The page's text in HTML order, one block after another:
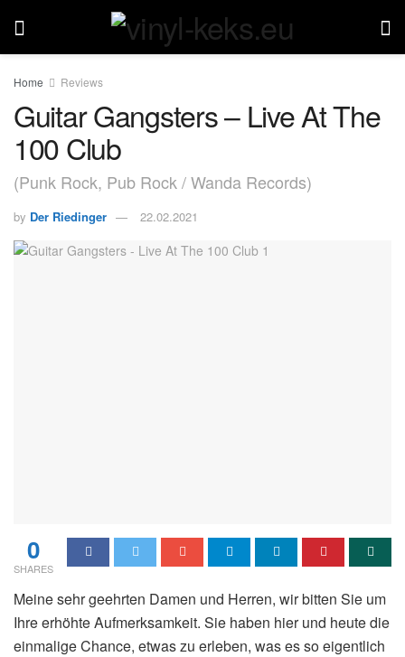
Home Reviews
Guitar Gangsters – Live At The
100 Club
(Punk Rock, Pub Rock / Wanda Records)
by Der Riedinger 22.02.2021
0
SHARES
Meine sehr geehrten Damen und Herren, wir bitten Sie um
Ihre erhöhte Aufmerksamkeit. Sie haben hier und heute die
einmalige Chance, etwas zu erleben, was es so eigentlich